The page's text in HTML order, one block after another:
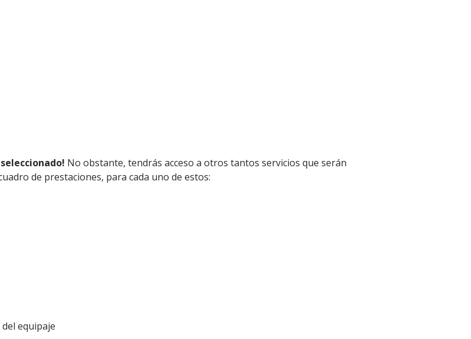
No obstante, tendrás acceso a otros tantos servicios que serán
de prestaciones, para cada uno de estos:
equipaje